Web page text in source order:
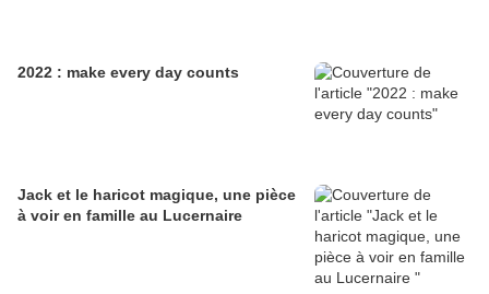
2022 : make every day counts
Jack et le haricot magique, une pièce
à voir en famille au Lucernaire